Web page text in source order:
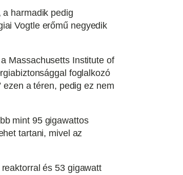
harmadik pedig
Vogtle erőmű negyedik
Massachusetts Institute of
foglalkozó
ezen a téren, pedig ez nem
mint 95 gigawattos
tartani, mivel az
és 53 gigawatt